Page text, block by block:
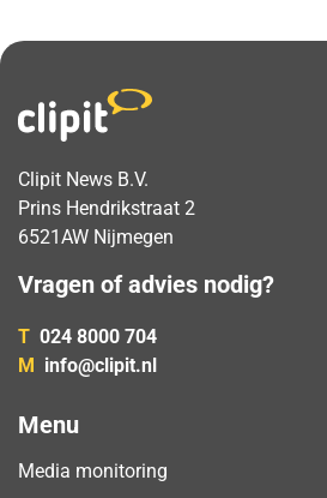
Clipit News B.V.
Prins Hendrikstraat 2
6521AW Nijmegen
Vragen of advies nodig?
T 024 8000 704
M
info@clipit.nl
Menu
Media monitoring